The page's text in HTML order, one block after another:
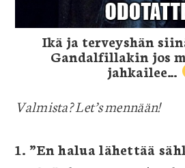
Ikä ja terveyshän
Gandalfillakin jos
jahkailee…
Valmista? Let’s mennään!
1. ”En halua lähettää